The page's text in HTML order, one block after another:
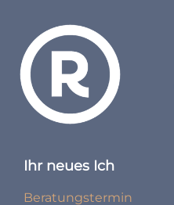
Ihr neues Ich
Beratungstermin